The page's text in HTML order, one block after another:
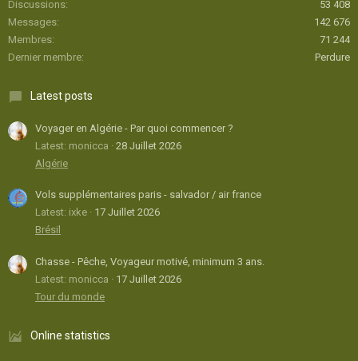
Discussions
53 408
Messages
142 676
Membres
71 244
Dernier membre
Perdure
Latest posts
Voyager en Algérie - Par quoi commencer ?
Latest: monicca
28 Juillet 2026
Algérie
Vols supplémentaires paris - salvador / air france
Latest: ixke
17 Juillet 2026
Brésil
Chasse - Pêche, Voyageur motivé, minimum 3 ans.
Latest: monicca
17 Juillet 2026
Tour du monde
Online statistics